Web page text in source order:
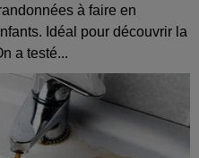
à faire en
Idéal pour découvrir la
a testé...